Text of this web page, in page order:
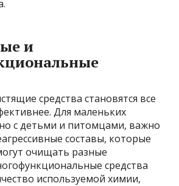
и
средства становятся все
Для маленьких
с детьми и питомцами, важно
составы, которые
очищать разные
средства
используемой химии,